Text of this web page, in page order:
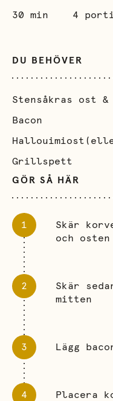
30 min 4
DU BEHÖVER
Stensåkras ost
Bacon
Grillspett
GÖR SÅ HÄR
Skär
och
Skär
mitten
Lägg
Placera